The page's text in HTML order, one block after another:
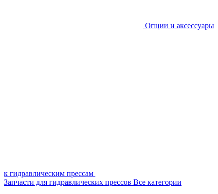
Опции и аксессуары
к гидравлическим прессам
Запчасти для гидравлических прессов Все категории